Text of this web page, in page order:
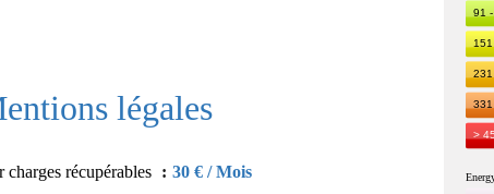
légales
charges récupérables 30 € / Mois